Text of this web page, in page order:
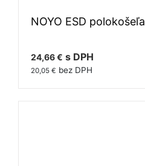
NOYO ESD polokošeľa
24,66 € s DPH
20,05 € bez DPH